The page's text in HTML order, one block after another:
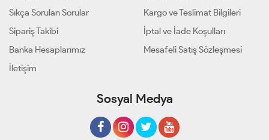
Sıkça Sorulan Sorular
Sipariş Takibi
Banka Hesaplarımız
İletişim
Kargo ve Teslimat Bilgileri
İptal ve İade Koşulları
Mesafeli Satış Sözleşmesi
Sosyal Medya